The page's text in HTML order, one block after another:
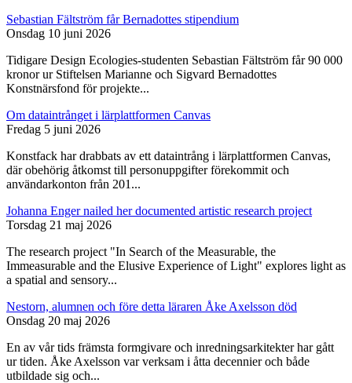
Sebastian Fältström får Bernadottes stipendium
Onsdag 10 juni 2026
Tidigare Design Ecologies-studenten Sebastian Fältström får 90 000
kronor ur Stiftelsen Marianne och Sigvard Bernadottes
Konstnärsfond för projekte...
Om dataintrånget i lärplattformen Canvas
Fredag 5 juni 2026
Konstfack har drabbats av ett dataintrång i lärplattformen Canvas,
där obehörig åtkomst till personuppgifter förekommit och
användarkonton från 201...
Johanna Enger nailed her documented artistic research project
Torsdag 21 maj 2026
The research project "In Search of the Measurable, the
Immeasurable and the Elusive Experience of Light" explores light as
a spatial and sensory...
Nestorn, alumnen och före detta läraren Åke Axelsson död
Onsdag 20 maj 2026
En av vår tids främsta formgivare och inredningsarkitekter har gått
ur tiden. Åke Axelsson var verksam i åtta decennier och både
utbildade sig och...